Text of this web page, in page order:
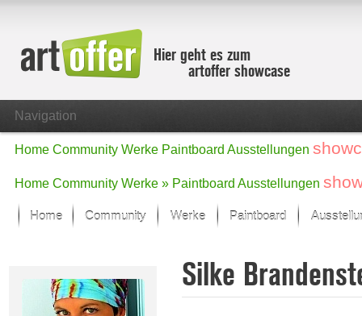
Hier geht es zum
artoffer showcase
Navigation
Home Community Werke Paintboard Ausstellungen
Home Community Werke » Paintboard Ausstellungen
Home Community Werke
Der letzte Monat im Fokus
Alle Fokus-Werke
Paintboard
Silke